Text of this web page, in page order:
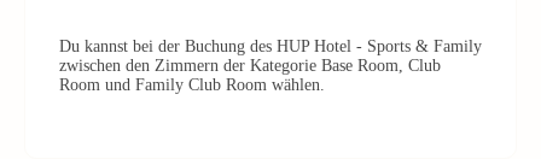
Du kannst bei der Buchung des HUP Hotel - Sports & Family
zwischen den Zimmern der Kategorie Base Room, Club
Room und Family Club Room wählen.